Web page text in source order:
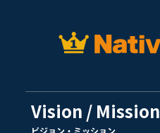
Vision / Mission
ビジョン・ミッション